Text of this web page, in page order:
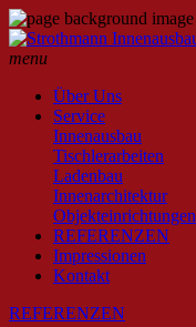
menu
Über Uns
Service
Innenausbau
Tischlerarbeiten
Ladenbau
Innenarchitektur
Objekteinrichtungen
REFERENZEN
Impressionen
Kontakt
REFERENZEN